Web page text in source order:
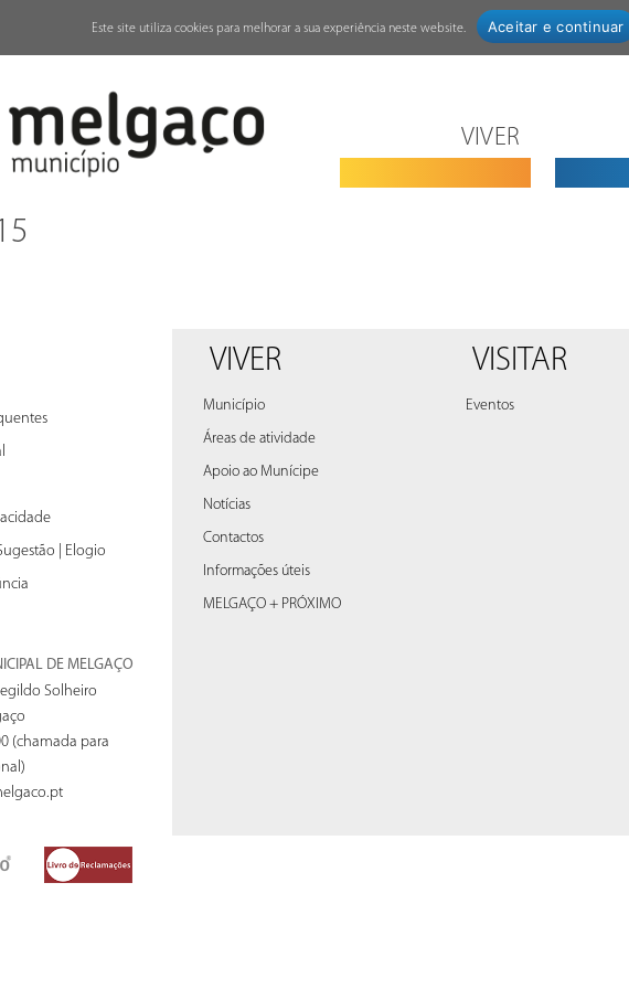
VIVER
| Elogio
DE MELGAÇO
Solheiro
(chamada para
VIVER
Município
Áreas de atividade
Apoio ao Munícipe
Notícias
Contactos
Informações úteis
MELGAÇO + PRÓXIMO
VISITAR
Eventos
Este site utiliza cookies para melhorar a sua experiência neste website. Aceitar e continuar